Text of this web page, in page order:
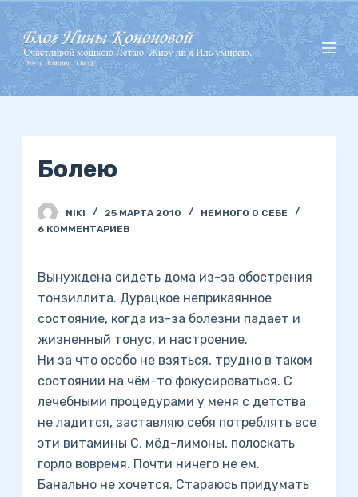
П
е
р
е
й
Болею
NIKI 25 МАРТА 2010
НЕМНОГО О СЕБЕ
6 КОММЕНТАРИЕВ
Вынуждена сидеть дома из-за обострения
тонзиллита. Дурацкое неприкаянное
состояние, когда из-за болезни падает и
жизненный тонус, и настроение.
Ни за что особо не взяться, трудно в таком
состоянии на чём-то фокусироваться. С
лечебными процедурами у меня с детства
не ладится, заставляю себя потреблять все
эти витамины C, мёд-лимоны, полоскать
горло вовремя. Почти ничего не ем.
Банально не хочется. Стараюсь придумать